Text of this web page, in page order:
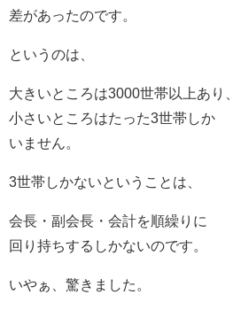
差があったのです。
というのは、
大きいところは3000世帯以上あり、
小さいところはたった3世帯しか
いません。
3世帯しかないということは、
会長・副会長・会計を順繰りに
回り持ちするしかないのです。
いやぁ、驚きました。